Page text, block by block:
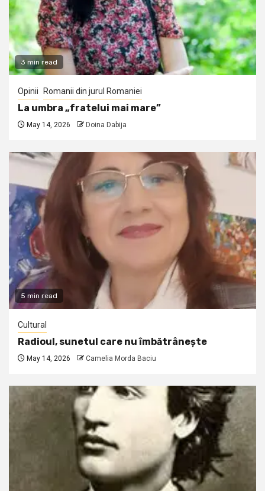
3 min read
Opinii Romanii din jurul Romaniei
La umbra „fratelui mai mare”
May 14, 2026 Doina Dabija
5 min read
Cultural
Radioul, sunetul care nu îmbătrânește
May 14, 2026 Camelia Morda Baciu